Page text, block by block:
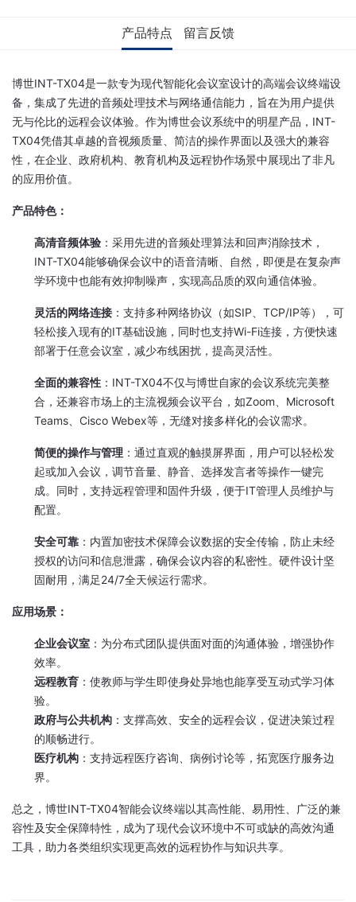
产品特点 留言反馈
博世INT-TX04是一款专为现代智能化会议室设计的高端会议终端设
备，集成了先进的音频处理技术与网络通信能力，旨在为用户提供
无与伦比的远程会议体验。作为博世会议系统中的明星产品，INT-
TX04凭借其卓越的音视频质量、简洁的操作界面以及强大的兼容
性，在企业、政府机构、教育机构及远程协作场景中展现出了非凡
的应用价值。
产品特色：
高清音频体验 ：采用先进的音频处理算法和回声消除技术，
INT-TX04能够确保会议中的语音清晰、自然，即便是在复杂声
学环境中也能有效抑制噪声，实现高品质的双向通信体验。
灵活的网络连接 ：支持多种网络协议（如SIP、TCP/IP等），可
轻松接入现有的IT基础设施，同时也支持Wi-Fi连接，方便快速
部署于任意会议室，减少布线困扰，提高灵活性。
全面的兼容性 ：INT-TX04不仅与博世自家的会议系统完美整
合，还兼容市场上的主流视频会议平台，如Zoom、Microsoft
Teams、Cisco Webex等，无缝对接多样化的会议需求。
简便的操作与管理 ：通过直观的触摸屏界面，用户可以轻松发
起或加入会议，调节音量、静音、选择发言者等操作一键完
成。同时，支持远程管理和固件升级，便于IT管理人员维护与
配置。
安全可靠 ：内置加密技术保障会议数据的安全传输，防止未经
授权的访问和信息泄露，确保会议内容的私密性。硬件设计坚
固耐用，满足24/7全天候运行需求。
应用场景：
企业会议室 ：为分布式团队提供面对面的沟通体验，增强协作
效率。
远程教育 ：使教师与学生即使身处异地也能享受互动式学习体
验。
政府与公共机构 ：支撑高效、安全的远程会议，促进决策过程
的顺畅进行。
医疗机构 ：支持远程医疗咨询、病例讨论等，拓宽医疗服务边
界。
总之，博世INT-TX04智能会议终端以其高性能、易用性、广泛的兼
容性及安全保障特性，成为了现代会议环境中不可或缺的高效沟通
工具，助力各类组织实现更高效的远程协作与知识共享。